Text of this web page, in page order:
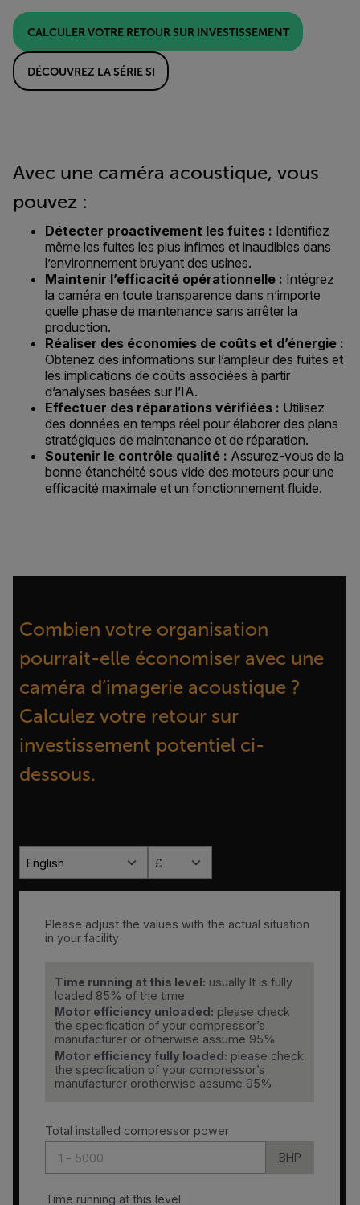
CALCULER VOTRE RETOUR SUR INVESTISSEMENT
DÉCOUVREZ LA SÉRIE SI
Avec une caméra acoustique, vous
pouvez :
Détecter proactivement les fuites : Identifiez
même les fuites les plus infimes et inaudibles dans
l’environnement bruyant des usines.
Maintenir l’efficacité opérationnelle : Intégrez
la caméra en toute transparence dans n’importe
quelle phase de maintenance sans arrêter la
production.
Réaliser des économies de coûts et d’énergie :
Obtenez des informations sur l’ampleur des fuites et
les implications de coûts associées à partir
d’analyses basées sur l’IA.
Effectuer des réparations vérifiées : Utilisez
des données en temps réel pour élaborer des plans
stratégiques de maintenance et de réparation.
Soutenir le contrôle qualité : Assurez-vous de la
bonne étanchéité sous vide des moteurs pour une
efficacité maximale et un fonctionnement fluide.
Combien votre organisation
pourrait-elle économiser avec une
caméra d’imagerie acoustique ?
Calculez votre retour sur
investissement potentiel ci-
dessous.
English £
Please adjust the values with the actual situation
in your facility
Time running at this level: usually It is fully
loaded 85% of the time
Motor efficiency unloaded: please check
the specification of your compressor’s
manufacturer or otherwise assume 95%
Motor efficiency fully loaded: please check
the specification of your compressor’s
manufacturer orotherwise assume 95%
Total installed compressor power
BHP
Time running at this level